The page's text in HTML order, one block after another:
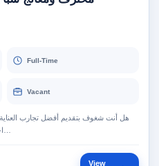
Full-Time
Vacant
هل أنت شغوف بتقديم أفضل تجارب
View